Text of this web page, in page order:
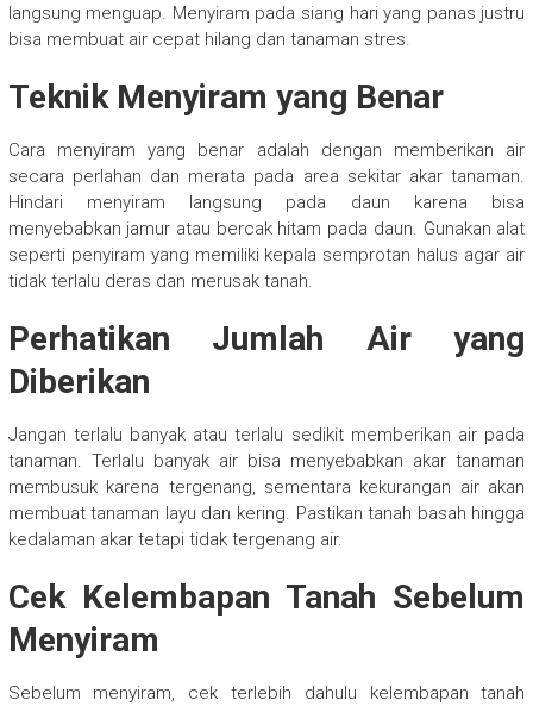
langsung menguap. Menyiram pada siang hari yang panas justru
bisa membuat air cepat hilang dan tanaman stres.
Teknik Menyiram yang Benar
Cara menyiram yang benar adalah dengan memberikan air
secara perlahan dan merata pada area sekitar akar tanaman.
Hindari menyiram langsung pada daun karena bisa
menyebabkan jamur atau bercak hitam pada daun. Gunakan alat
seperti penyiram yang memiliki kepala semprotan halus agar air
tidak terlalu deras dan merusak tanah.
Perhatikan Jumlah Air yang
Diberikan
Jangan terlalu banyak atau terlalu sedikit memberikan air pada
tanaman. Terlalu banyak air bisa menyebabkan akar tanaman
membusuk karena tergenang, sementara kekurangan air akan
membuat tanaman layu dan kering. Pastikan tanah basah hingga
kedalaman akar tetapi tidak tergenang air.
Cek Kelembapan Tanah Sebelum
Menyiram
Sebelum menyiram, cek terlebih dahulu kelembapan tanah